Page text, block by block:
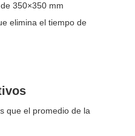
350×350 mm
elimina el tiempo de
que el promedio de la